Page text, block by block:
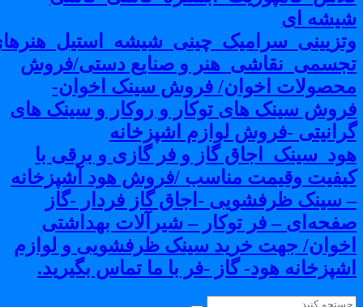
ای
و صنایع دستی/فروش
اخوان/ فروش سینک اخوان-
سینک های توکار و روکار و سینک های
-فروش لوازم اشپزخانه
گاز و فر گازی و برقی با
وقیمت مناسب /فروش هود آشپزخانه
سینک ظرفشویی -اجاق گاز فردار -گاز
– فر توکار – شیرآلات بهداشتی
جهت خرید سینک ظرفشویی و لوازم
هود- گاز -فر با ما تماس بگیرید.